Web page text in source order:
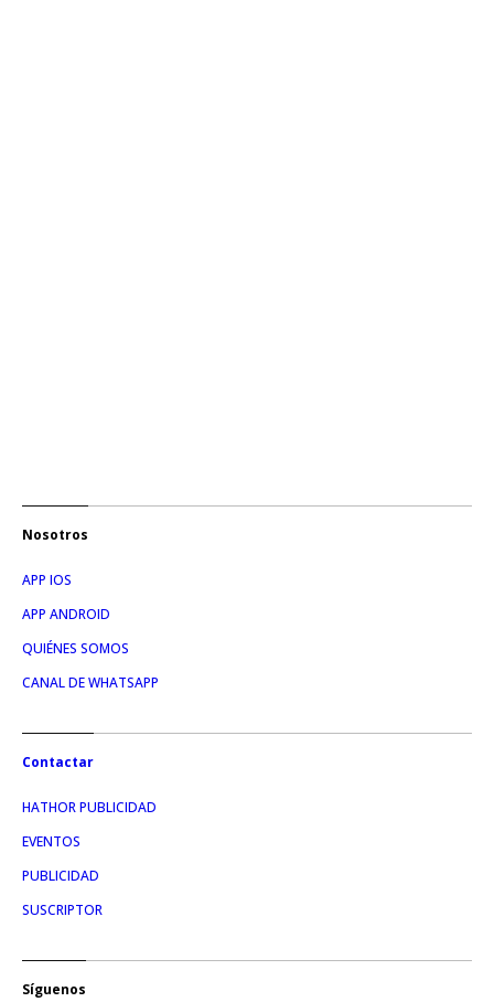
Nosotros
APP IOS
APP ANDROID
QUIÉNES SOMOS
CANAL DE WHATSAPP
Contactar
HATHOR PUBLICIDAD
EVENTOS
PUBLICIDAD
SUSCRIPTOR
Síguenos